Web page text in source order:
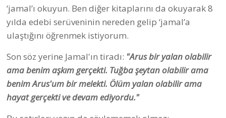
‘jamal’ı okuyun. Ben diğer kitaplarını da okuyarak 8
yılda edebi serüveninin nereden gelip ‘jamal’a
ulaştığını öğrenmek istiyorum.
Son söz yerine Jamal'ın tiradı: "Arus bir yalan olabilir
ama benim aşkım gerçekti. Tuğba şeytan olabilir ama
benim Arus'um bir melekti. Ölüm yalan olabilir ama
hayat gerçekti ve devam ediyordu."